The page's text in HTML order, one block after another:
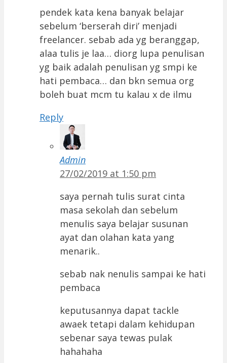
pendek kata kena banyak belajar
sebelum ‘berserah diri’ menjadi
freelancer. sebab ada yg beranggap,
alaa tulis je laa… diorg lupa penulisan
yg baik adalah penulisan yg smpi ke
hati pembaca… dan bkn semua org
boleh buat mcm tu kalau x de ilmu
Reply
Admin
27/02/2019 at 1:50 pm
saya pernah tulis surat cinta
masa sekolah dan sebelum
menulis saya belajar susunan
ayat dan olahan kata yang
menarik..
sebab nak nenulis sampai ke hati
pembaca
keputusannya dapat tackle
awaek tetapi dalam kehidupan
sebenar saya tewas pulak
hahahaha